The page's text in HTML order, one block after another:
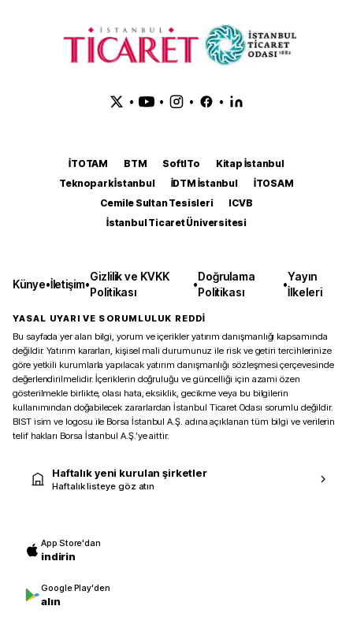
• • • •
İTOTAM BTM SoftITo
Kitap İstanbul
Teknopark İstanbul
İDTM İstanbul
İTOSAM
Cemile Sultan Tesisleri
ICVB
İstanbul Ticaret Üniversitesi
Künye•İletişim•
Gizlilik ve KVKK
Politikası
•
Doğrulama
Politikası
•
Yayın
İlkeleri
YASAL UYARI VE SORUMLULUK REDDİ
Bu sayfada yer alan bilgi, yorum ve içerikler yatırım danışmanlığı kapsamında
değildir. Yatırım kararları, kişisel mali durumunuz ile risk ve getiri tercihlerinize
göre yetkili kurumlarla yapılacak yatırım danışmanlığı sözleşmesi çerçevesinde
değerlendirilmelidir. İçeriklerin doğruluğu ve güncelliği için azami özen
gösterilmekle birlikte, olası hata, eksiklik, gecikme veya bu bilgilerin
kullanımından doğabilecek zararlardan İstanbul Ticaret Odası sorumlu değildir.
BIST isim ve logosu ile Borsa İstanbul A.Ş. adına açıklanan tüm bilgi ve verilerin
telif hakları Borsa İstanbul A.Ş.’ye aittir.
Haftalık yeni kurulan şirketler
Haftalık listeye göz atın
App Store'dan
indirin
Google Play'den
alın